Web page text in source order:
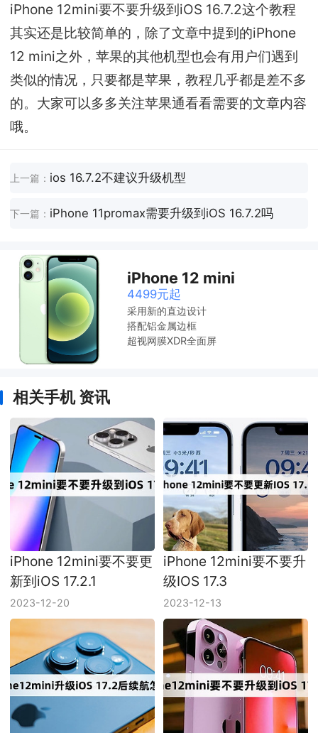
iPhone 12mini要不要升级到iOS 16.7.2这个教程
其实还是比较简单的，除了文章中提到的iPhone
12 mini之外，苹果的其他机型也会有用户们遇到
类似的情况，只要都是苹果，教程几乎都是差不多
的。大家可以多多关注苹果通看看需要的文章内容
哦。
上一篇： ios 16.7.2不建议升级机型
下一篇： iPhone 11promax需要升级到iOS 16.7.2吗
iPhone 12 mini
4499元起
采用新的直边设计
搭配铝金属边框
超视网膜XDR全面屏
相关手机 资讯
iPhone 12mini要不要更
新到iOS 17.2.1
2023-12-20
iPhone 12mini要不要升
级IOS 17.3
2023-12-13